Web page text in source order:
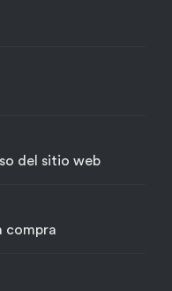
del sitio web
compra